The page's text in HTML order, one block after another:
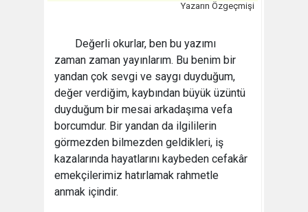
Yazarın Özgeçmişi
Değerli okurlar, ben bu yazımı
zaman zaman yayınlarım. Bu benim bir
yandan çok sevgi ve saygı duyduğum,
değer verdiğim, kaybından büyük üzüntü
duyduğum bir mesai arkadaşıma vefa
borcumdur. Bir yandan da ilgililerin
görmezden bilmezden geldikleri, iş
kazalarında hayatlarını kaybeden cefakâr
emekçilerimiz hatırlamak rahmetle
anmak içindir.